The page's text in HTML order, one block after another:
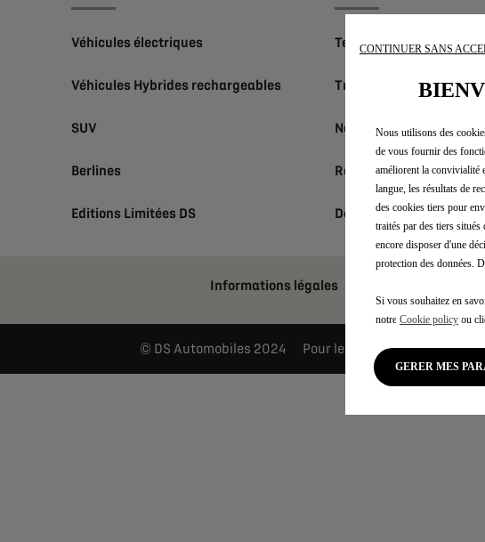
Véhicules électriques
Véhicules Hybrides rechargeables
SUV
Berlines
Editions Limitées DS
Technologies
Trouver un point de
Nous contacter
Réserver un essai
Demander une offre
Informations légales
DS Automobiles 2024 Pour les trajets courts,
CONTINUER SANS
Nous utilisons des
de vous fournir des
améliorent la convivialité
langue, les résultats de
des cookies tiers pour
traités par des tiers situés
encore disposer d'une
protection des données.
Si vous souhaitez en
notre Cookie policy ou
GERER MES